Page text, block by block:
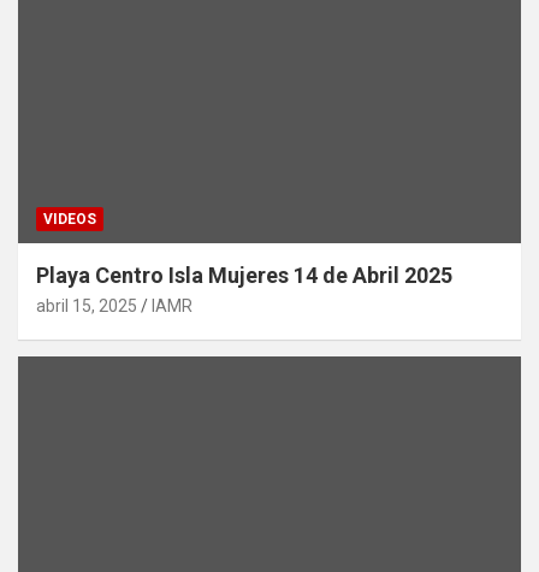
VIDEOS
Playa Centro Isla Mujeres 14 de Abril 2025
abril 15, 2025 IAMR